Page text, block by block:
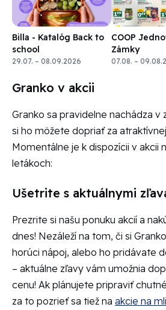
Billa - Katalóg Back to
school
29.07. – 08.09.2026
COOP
Zámky
07.08. –
Granko v akcii
Granko sa pravidelne nachádza v
si ho môžete dopriať za
Momentálne je k dispozícii v akcii
letákoch:
Ušetrite s aktuálnymi
Prezrite si našu ponuku akcií a
dnes! Nezáleží na tom, či si
horúci nápoj, alebo ho pridávate
– aktuálne zľavy vám umožnia
cenu! Ak plánujete pripraviť
za to pozrieť sa tiež na akcie na